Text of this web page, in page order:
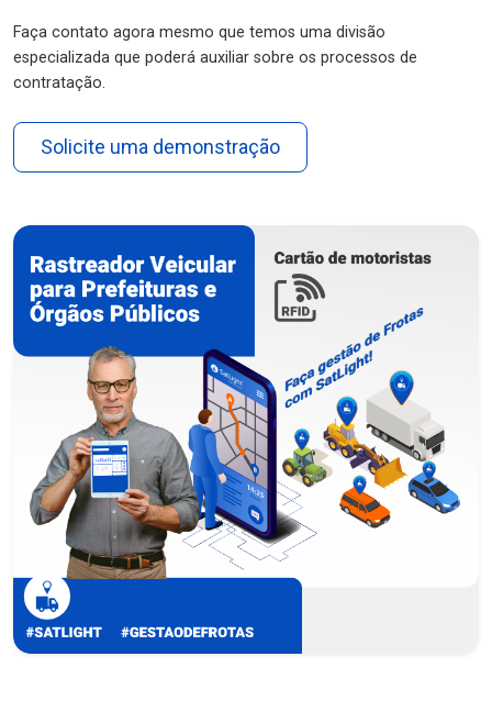
Faça contato agora mesmo que temos uma divisão
especializada que poderá auxiliar sobre os processos de
contratação.
Solicite uma demonstração